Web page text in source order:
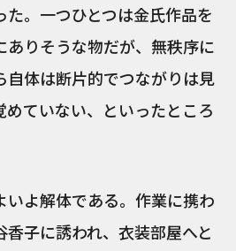
。一つひとつは金氏作品を
りそうな物だが、無秩序に
自体は断片的でつながりは見
めていない、といったところ
よ解体である。作業に携わ
子に誘われ、衣装部屋へと